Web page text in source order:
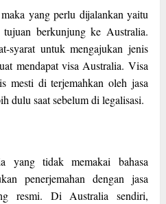
yang perlu dijalankan yaitu
tujuan berkunjung ke Australia.
syarat untuk mengajukan jenis
mendapat visa Australia. Visa
mesti di terjemahkan oleh jasa
dulu saat sebelum di legalisasi.
yang tidak memakai bahasa
penerjemahan dengan jasa
resmi. Di Australia sendiri,